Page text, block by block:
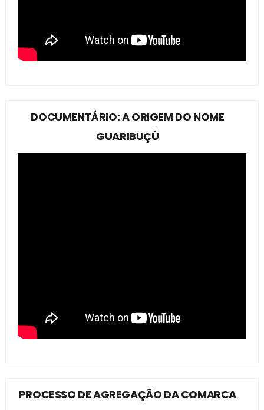
DOCUMENTÁRIO: A ORIGEM DO NOME
GUARIBUÇÚ
PROCESSO DE AGREGAÇÃO DA COMARCA